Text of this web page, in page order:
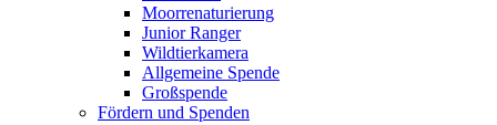
Moorrenaturierung
Junior Ranger
Wildtierkamera
Allgemeine Spende
Großspende
Fördern und Spenden